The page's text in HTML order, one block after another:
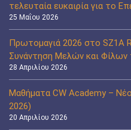
τελευταία ευκαιρία για το
25 Μαΐου 2026
Πρωτομαγιά 2026 στο SZ1A
Συνάντηση Μελών και Φίλων
28 Απριλίου 2026
Μαθήματα CW Academy –
2026)
20 Απριλίου 2026